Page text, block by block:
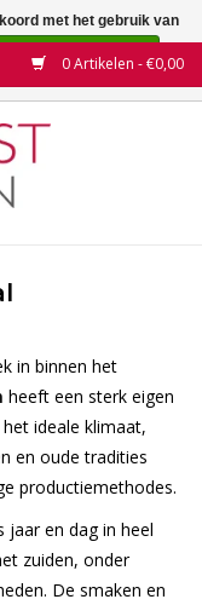
0 Artikelen - €0,00
in binnen het
heeft een sterk eigen
ideale klimaat,
en oude tradities
productiemethodes.
jaar en dag in heel
zuiden, onder
De smaken en
met het gebruik van